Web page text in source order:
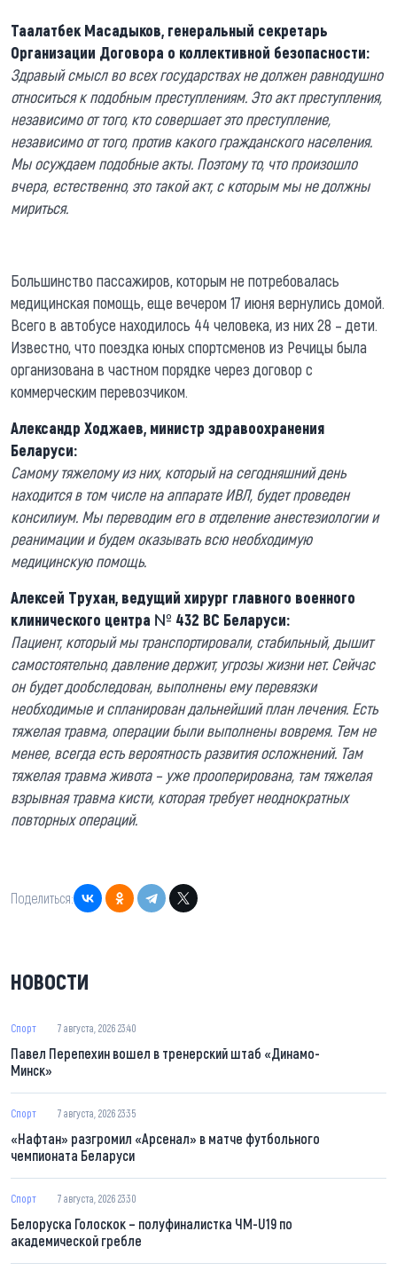
Таалатбек Масадыков, генеральный секретарь
Организации Договора о коллективной безопасности:
Здравый смысл во всех государствах не должен равнодушно
относиться к подобным преступлениям. Это акт преступления,
независимо от того, кто совершает это преступление,
независимо от того, против какого гражданского населения.
Мы осуждаем подобные акты. Поэтому то, что произошло
вчера, естественно, это такой акт, с которым мы не должны
мириться.
Большинство пассажиров, которым не потребовалась
медицинская помощь, еще вечером 17 июня вернулись домой.
Всего в автобусе находилось 44 человека, из них 28 – дети.
Известно, что поездка юных спортсменов из Речицы была
организована в частном порядке через договор с
коммерческим перевозчиком.
Александр Ходжаев, министр здравоохранения
Беларуси:
Самому тяжелому из них, который на сегодняшний день
находится в том числе на аппарате ИВЛ, будет проведен
консилиум. Мы переводим его в отделение анестезиологии и
реанимации и будем оказывать всю необходимую
медицинскую помощь.
Алексей Трухан, ведущий хирург главного военного
клинического центра № 432 ВС Беларуси:
Пациент, который мы транспортировали, стабильный, дышит
самостоятельно, давление держит, угрозы жизни нет. Сейчас
он будет дообследован, выполнены ему перевязки
необходимые и спланирован дальнейший план лечения. Есть
тяжелая травма, операции были выполнены вовремя. Тем не
менее, всегда есть вероятность развития осложнений. Там
тяжелая травма живота – уже прооперирована, там тяжелая
взрывная травма кисти, которая требует неоднократных
повторных операций.
Поделиться:
НОВОСТИ
Спорт 7 августа, 2026 23:40
Павел Перепехин вошел в тренерский штаб «Динамо-
Минск»
Спорт 7 августа, 2026 23:35
«Нафтан» разгромил «Арсенал» в матче футбольного
чемпионата Беларуси
Спорт 7 августа, 2026 23:30
Белоруска Голоскок – полуфиналистка ЧМ-U19 по
академической гребле